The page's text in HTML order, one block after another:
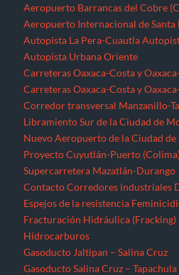
Aeropuerto Barrancas del Cobre
Aeropuerto Internacional de Santa
Autopista La Pera-Cuautla
Autopista Urbana Oriente
Carreteras Oaxaca-Costa y
Carreteras Oaxaca-Costa y
Corredor transversal Manzanillo-
Libramiento Sur de la Ciudad de
Nuevo Aeropuerto de la Ciudad
Proyecto Cuyutlán-Puerto
Supercarretera Mazatlán-Durango
Contacto Corredores industriales
Espejos de la resistencia
Fracturación Hidráulica (Fracking)
Hidrocarburos
Gasoducto Jaltipan – Salina Cruz
Gasoducto Salina Cruz – Tapachula